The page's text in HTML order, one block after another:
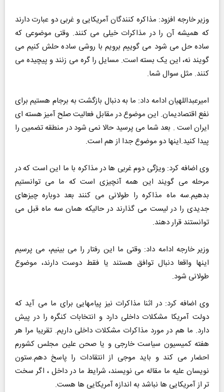
وزیر خارجه افزود: مذاکره کنندگان آمریکایی و غربی دو عبارت دارند
که همیشه آن را در مذاکرات خیلی می کنند. وقتی موضوعی که
ساده حل می شود می گوییم برویم با روشی ساده حلش کنیم می
گویند نه، این یک بسته است. مسایل را گره می زنند و پیچیده می
کنند. مثل سوال شما.
امیرعبداللهیان ادامه داد: ما به دنبال بازگشت به برجام هستیم برای
نفع اقتصادیمان. این موضوع در مقابل فعالیت صلح آمیز هسته ای
ایران است . بعد شما می پرسید حالا نمی شود در منطقه تضمین را
پیدا کنید.اینها دو موضوع جدا از هم است.
وی اضافه کرد: ویژگی دوم غربی ها در مذاکره با ما این است که در
مرحله می گویند این همه آنچیزی است که ما می توانستیم
بدهیم.سه ماه مذاکره را طولانی می کنند بعد دوباره چیزهای
جدیدی را در لیست می گذارند در حالیکه همان سه ماه قبل می
توانستند قرار دهند.
وزیر خارجه ادامه داد: وقتی ما این رفتار را می بینیم، می پرسیم
اینها واقعا دنبال توافق هستند یا فقط دوست دارند، موضوع
طولانی شود.
وی اضافه کرد: در اثنا مذاکرات نیز پیامهایی برای ما می آید که
دولت آمریکا مشکلات داخلی دارد و انتخابات کنگره را در پیش
دارد. ما هم در مورد مذاکرات مشکلات داخلی داریم. تقریبا مرا هر
هفته کمیسیون سیاست خارجی و یا صحن علین مجلس کشورم
احضار می کند و باید موجی از انتقادات را پاسخ دهم.ستون
نویسان علیه ما مقاله می نویسند، شرایط ما در داخل ، اگر سخت
تر از آمریکایی ها نباشد به اندازه آمریکایی ها هست.